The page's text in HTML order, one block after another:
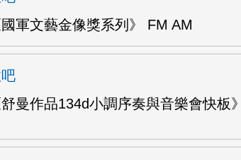
軍文藝金像獎系列》 FM AM
曼作品134d小調序奏與音樂會快板》